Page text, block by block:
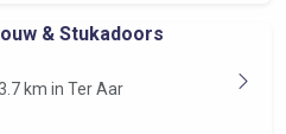
& Stukadoors
km in Ter Aar